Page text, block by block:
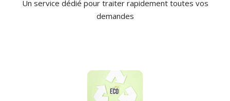
Un service dédié pour traiter rapidement toutes vos
demandes